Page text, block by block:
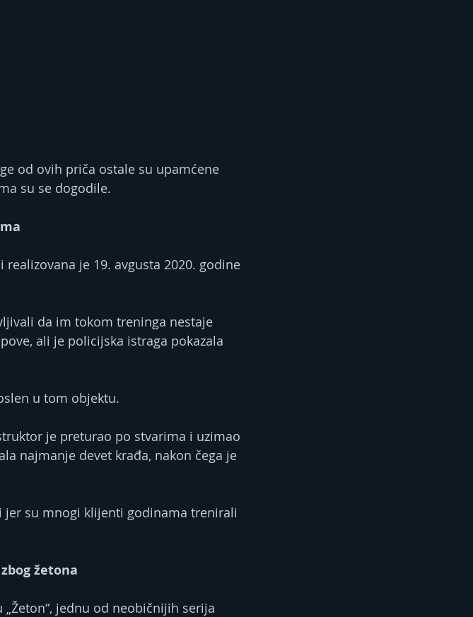
od ovih priča ostale su upamćene
su se dogodile.
je 19. avgusta 2020. godine
da im tokom treninga nestaje
ali je policijska istraga pokazala
u tom objektu.
je preturao po stvarima i uzimao
najmanje devet krađa, nakon čega je
jer su mnogi klijenti godinama trenirali
žetona
jednu od neobičnijih serija